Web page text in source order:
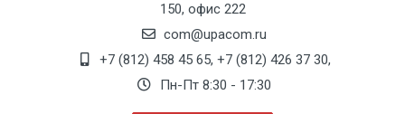
150, офис 222
com@upacom.ru
+7 (812) 458 45 65, +7 (812) 426 37 30,
Пн-Пт 8:30 - 17:30